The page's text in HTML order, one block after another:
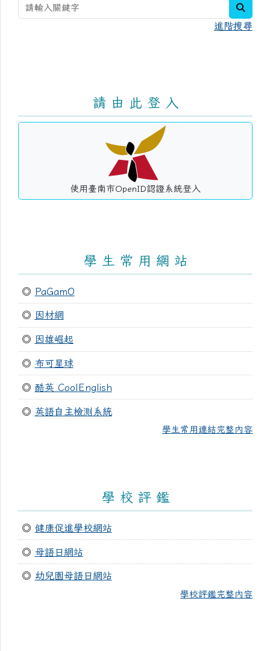
進階搜尋
請 由 此 登 入
使用臺南市OpenID認證系統登入
學 生 常 用 網 站
◎ PaGamO
◎ 因材網
◎ 因雄崛起
◎ 布可星球
◎ 酷英 CoolEnglish
◎ 英語自主檢測系統
學生常用連結完整內容
學 校 評 鑑
◎ 健康促進學校網站
◎ 母語日網站
◎ 幼兒園母語日網站
學校評鑑完整內容